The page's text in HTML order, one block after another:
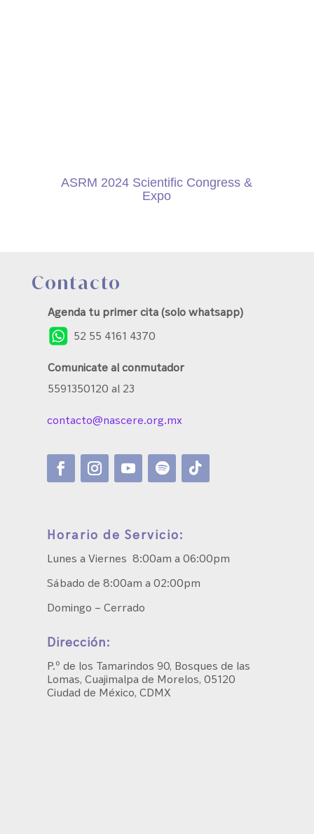
ASRM 2024 Scientific Congress &
Expo
Contacto
Agenda tu primer cita (solo whatsapp)
52 55 4161 4370
Comunicate al conmutador
5591350120 al 23
contacto@nascere.org.mx
Horario de Servicio:
Lunes a Viernes 8:00am a 06:00pm
Sábado de 8:00am a 02:00pm
Domingo – Cerrado
Dirección:
P.º de los Tamarindos 90, Bosques de las
Lomas, Cuajimalpa de Morelos, 05120
Ciudad de México, CDMX